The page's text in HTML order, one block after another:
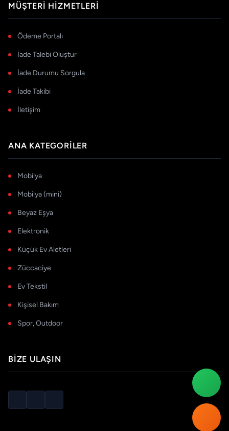
MÜŞTERI HIZMETLERI
Ödeme Portalı
İade Talebi Oluştur
İade Durumu Sorgula
İade Takibi
İletişim
ANA KATEGORILER
Mobilya
Mobilya (mini)
Beyaz Eşya
Elektronik
Küçük Ev Aletleri
Züccaciye
Ev Tekstil
Kişisel Bakım
Spor, Outdoor
BIZE ULAŞIN